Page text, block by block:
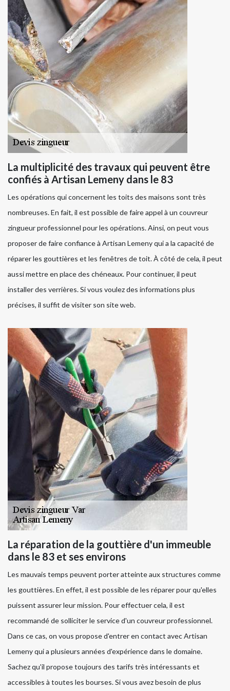
La multiplicité des travaux qui peuvent être
confiés à Artisan Lemeny dans le 83
Les opérations qui concernent les toits des maisons sont très
nombreuses. En fait, il est possible de faire appel à un couvreur
zingueur professionnel pour les opérations. Ainsi, on peut vous
proposer de faire confiance à Artisan Lemeny qui a la capacité de
réparer les gouttières et les fenêtres de toit. À côté de cela, il peut
aussi mettre en place des chéneaux. Pour continuer, il peut
installer des verrières. Si vous voulez des informations plus
précises, il suffit de visiter son site web.
La réparation de la gouttière d'un immeuble
dans le 83 et ses environs
Les mauvais temps peuvent porter atteinte aux structures comme
les gouttières. En effet, il est possible de les réparer pour qu'elles
puissent assurer leur mission. Pour effectuer cela, il est
recommandé de solliciter le service d'un couvreur professionnel.
Dans ce cas, on vous propose d'entrer en contact avec Artisan
Lemeny qui a plusieurs années d'expérience dans le domaine.
Sachez qu'il propose toujours des tarifs très intéressants et
accessibles à toutes les bourses. Si vous avez besoin de plus